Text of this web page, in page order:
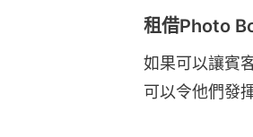
租借Photo
如果可以讓賓
可以令他們發